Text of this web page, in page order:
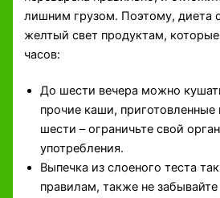
лишним грузом. Поэтому, диета
желтый свет продуктам,
часов:
До шести вечера можно
прочие каши, приготовленные
шести – ограничьте свой
употребления.
Выпечка из слоеного теста
правилам, также не